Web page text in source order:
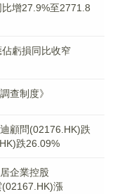
增27.9%至2771.8
虧損同比收窄
查制度》
顧問(02176.HK)跌
跌26.09%
企業控股
漲